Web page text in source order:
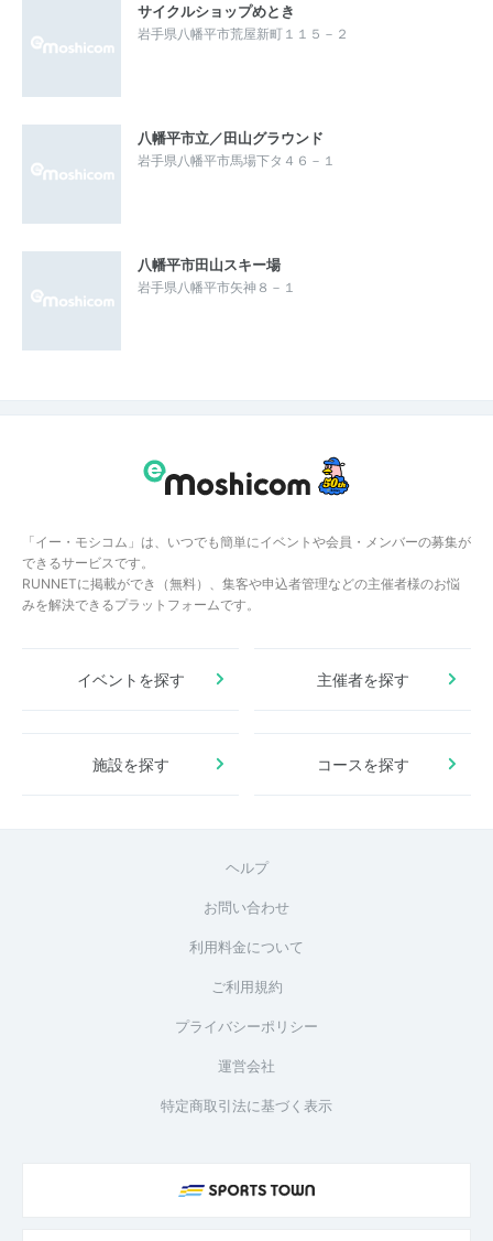
サイクルショップめとき
岩手県八幡平市荒屋新町１１５－２
八幡平市立／田山グラウンド
岩手県八幡平市馬場下タ４６－１
八幡平市田山スキー場
岩手県八幡平市矢神８－１
「イー・モシコム」は、いつでも簡単にイベントや会員・メンバーの募集が
できるサービスです。
RUNNETに掲載ができ（無料）、集客や申込者管理などの主催者様のお悩
みを解決できるプラットフォームです。
イベントを探す 主催者を探す
施設を探す コースを探す
ヘルプ
お問い合わせ
利用料金について
ご利用規約
プライバシーポリシー
運営会社
特定商取引法に基づく表示